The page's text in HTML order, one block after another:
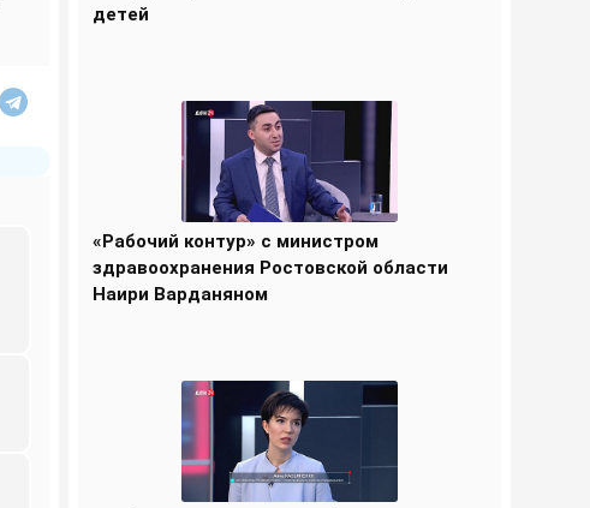
детей
«Рабочий контур» с министром
здравоохранения Ростовской области
Наири Варданяном